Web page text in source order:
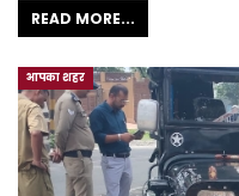
READ MORE...
आपका शहर